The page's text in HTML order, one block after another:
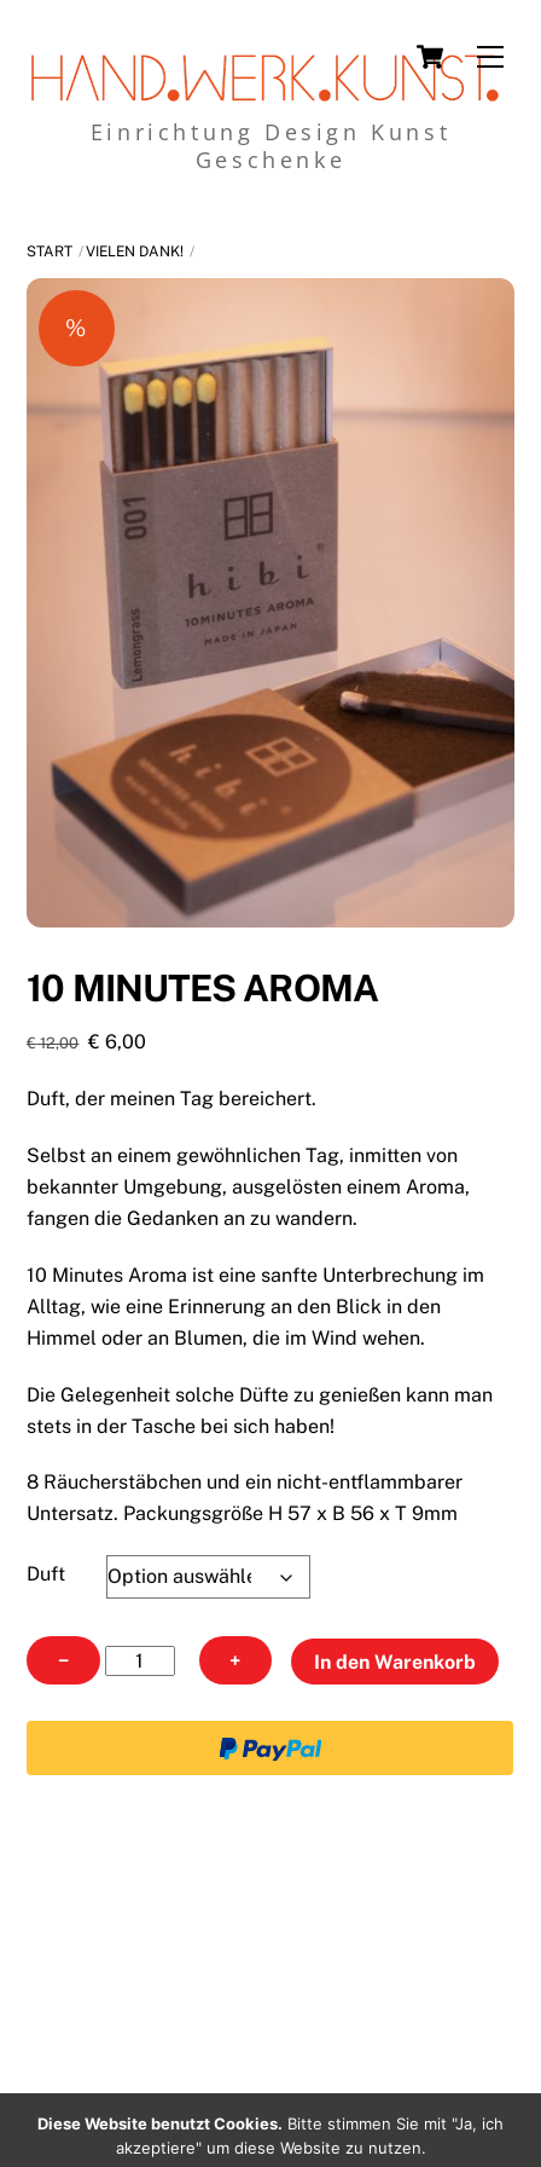
content
Cart
Einrichtung Design Kunst
Geschenke
START VIELEN DANK!
%
10 MINUTES AROMA
€12,00 Ursprünglicher
war:
€ 6,00
ist:
Duft, der meinen Tag bereichert.
Selbst an einem gewöhnlichen Tag, inmitten von
bekannter Umgebung, ausgelösten einem Aroma,
fangen die Gedanken an zu wandern.
10 Minutes Aroma ist eine sanfte Unterbrechung im
Alltag, wie eine Erinnerung an den Blick in den
Himmel oder an Blumen, die im Wind wehen.
Die Gelegenheit solche Düfte zu genießen kann man
stets in der Tasche bei sich haben!
8 Räucherstäbchen und ein nicht-entflammbarer
Untersatz. Packungsgröße H 57 x B 56 x T 9mm
Duft
−
10
MINUTES
+ In den Warenkorb
Diese Website benutzt Cookies. Bitte stimmen Sie mit "Ja, ich
akzeptiere" um diese Website zu nutzen.